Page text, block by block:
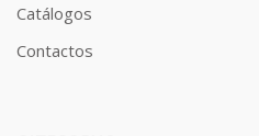
Catálogos
Contactos